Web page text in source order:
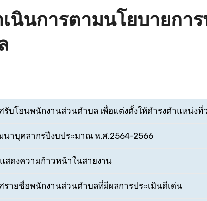
นินการตามนโยบายกา
รับโอนพนักงานส่วนตำบล เพื่อแต่งตั้งให้ดำรงตำแหน่งที่
าบุคลากรปีงบประมาณ พ.ศ.2564-2566
สดงความก้าวหน้าในสายงาน
รายชื่อพนักงานส่วนตำบลที่มีผลการประเมินดีเด่น